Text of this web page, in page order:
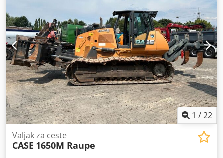
1 /22
Valjak za ceste
CASE 1650M Raupe